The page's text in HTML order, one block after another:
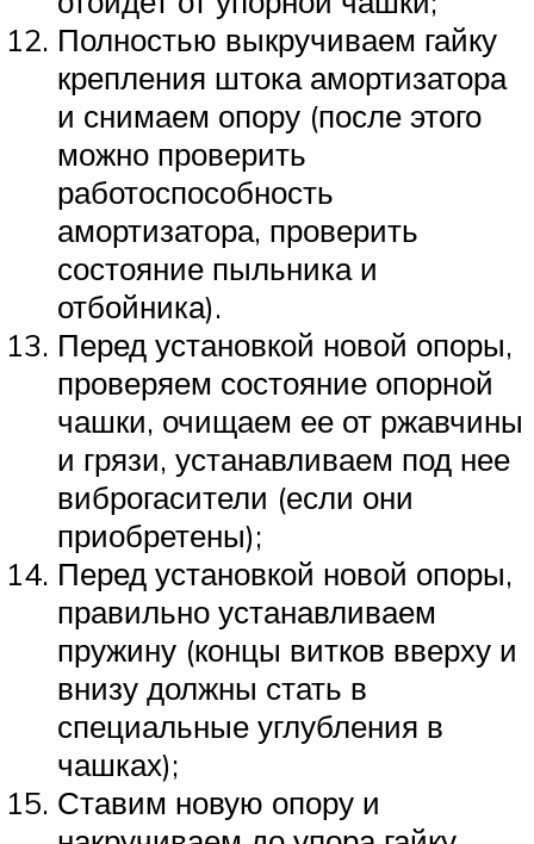
Полностью выкручиваем гайку
крепления штока амортизатора
и снимаем опору (после этого
можно проверить
работоспособность
амортизатора, проверить
состояние пыльника и
отбойника).
Перед установкой новой опоры,
проверяем состояние опорной
чашки, очищаем ее от ржавчины
и грязи, устанавливаем под нее
виброгасители (если они
приобретены);
Перед установкой новой опоры,
правильно устанавливаем
пружину (концы витков вверху и
внизу должны стать в
специальные углубления в
чашках);
Ставим новую опору и